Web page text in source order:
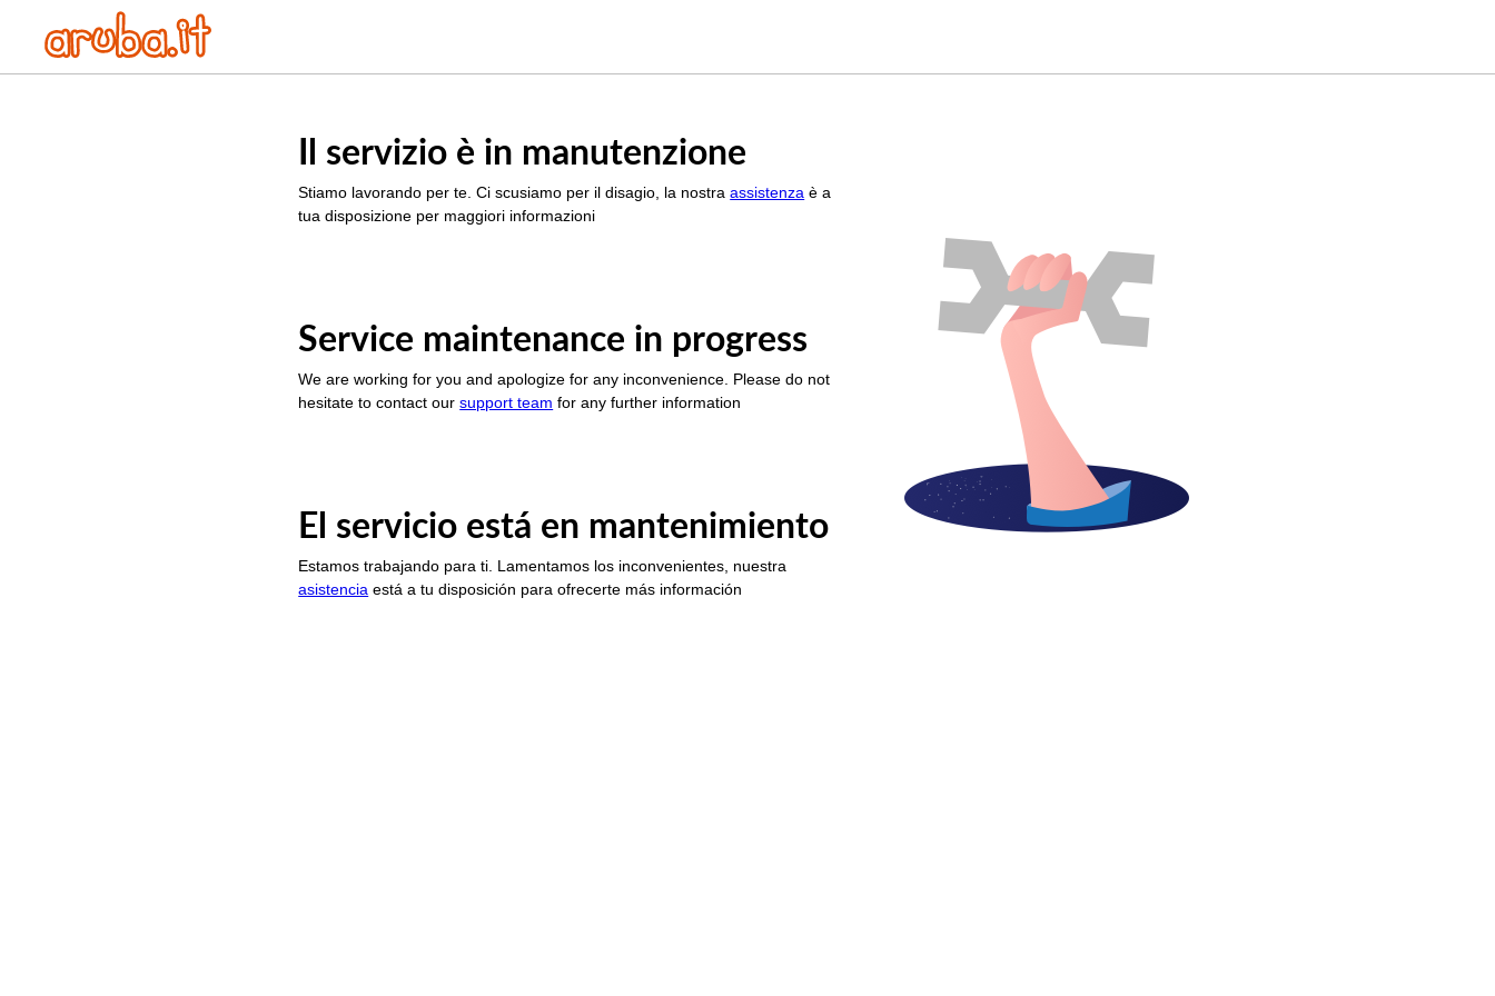
Il servizio è in manutenzione
Stiamo lavorando per te. Ci scusiamo per il disagio, la nostraassistenza è a
tua disposizione per maggiori informazioni
Service maintenance in progress
We are working for you and apologize for any inconvenience. Please do not
hesitate to contact oursupport team for any further information
El servicio está en mantenimiento
Estamos trabajando para ti. Lamentamos los inconvenientes, nuestra
asistencia está a tu disposición para ofrecerte más información